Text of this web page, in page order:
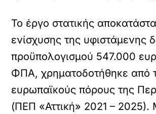
Το έργο στατικής
ενίσχυσης της υφιστάμενης
προϋπολογισμού 547.000
ΦΠΑ, χρηματοδοτήθηκε από
ευρωπαϊκούς πόρους της
(ΠΕΠ «Αττική» 2021 – 2025).